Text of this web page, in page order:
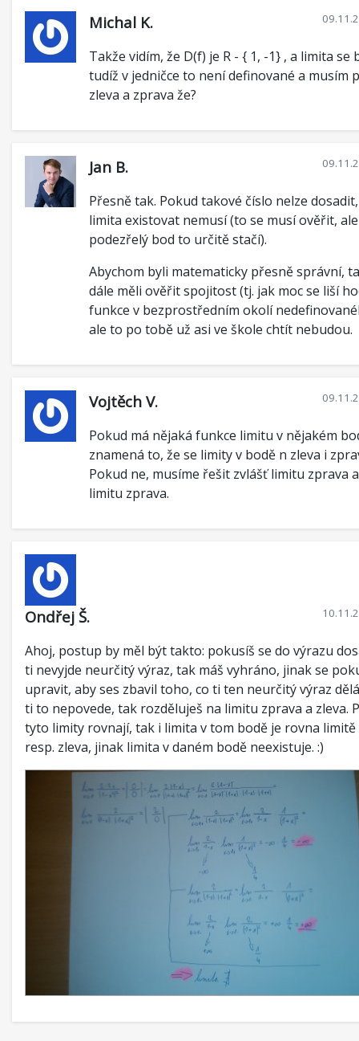
Michal K.
Takže vidím, že D(f) je R - { 1, -1} , a limita se
tudíž v jedničce to není definované a musím
zleva a zprava že?
Jan B.
Přesně tak. Pokud takové číslo nelze
limita existovat nemusí (to se musí ověřit,
podezřelý bod to určitě stačí).
Abychom byli matematicky přesně správní,
dále měli ověřit spojitost (tj. jak moc se liší
funkce v bezprostředním okolí
ale to po tobě už asi ve škole chtít nebudou.
Vojtěch V.
Pokud má nějaká funkce limitu v nějakém
znamená to, že se limity v bodě n zleva i
Pokud ne, musíme řešit zvlášť limitu zprava
limitu zprava.
Ondřej Š.
Ahoj, postup by měl být takto: pokusíš se do výrazu
ti nevyjde neurčitý výraz, tak máš vyhráno, jinak se
upravit, aby ses zbavil toho, co ti ten neurčitý výraz
ti to nepovede, tak rozděluješ na limitu zprava a zleva.
tyto limity rovnají, tak i limita v tom bodě je rovna limitě
resp. zleva, jinak limita v daném bodě neexistuje. :)